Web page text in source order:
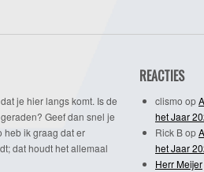
je hier langs komt. Is de
Geef dan snel je
heb ik graag dat er
dat houdt het allemaal
REACTIES
clismo op
het Jaar
Rick Bop
het Jaar
Herr Meijer